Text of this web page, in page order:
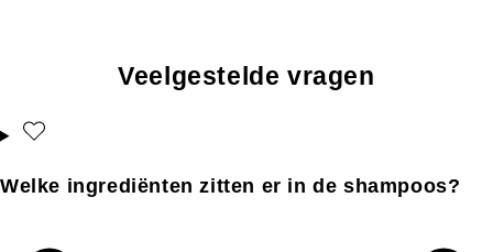
Veelgestelde vragen
Welke ingrediënten zitten er in de shampoos?